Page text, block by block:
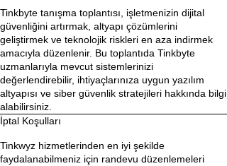
Tinkbyte tanışma toplantısı, işletmenizin dijital
güvenliğini artırmak, altyapı çözümlerini
geliştirmek ve teknolojik riskleri en aza indirmek
amacıyla düzenlenir. Bu toplantıda Tinkbyte
uzmanlarıyla mevcut sistemlerinizi
değerlendirebilir, ihtiyaçlarınıza uygun yazılım
altyapısı ve siber güvenlik stratejileri hakkında bilgi
alabilirsiniz.
İptal Koşulları
Tinkwyz hizmetlerinden en iyi şekilde
faydalanabilmeniz için randevu düzenlemeleri